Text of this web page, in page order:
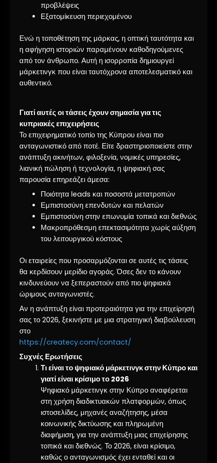
προβλέψεις
Εξατομίκευση περιεχομένου
Ενώ η τοποθέτηση της μάρκας, η οπτική ταυτότητα και
η αφήγηση ιστοριών παραμένουν καθοδηγούμενες
από τον άνθρωπο. Αυτή η ισορροπία δημιουργεί
μάρκετινγκ που είναι ταυτόχρονα αποτελεσματικό και
αυθεντικό.
Γιατί αυτές οι τάσεις έχουν σημασία για τις
κυπριακές επιχειρήσεις
Το επιχειρηματικό τοπίο της Κύπρου είναι πιο
ανταγωνιστικό από ποτέ. Είτε δραστηριοποιείστε στην
ανάπτυξη ακινήτων, φιλοξενία, νομικές υπηρεσίες,
λιανική πώληση ή τεχνολογία, η ψηφιακή σας
παρουσία επηρεάζει άμεσα:
Ποιότητα leads και ποσοστά μετατροπών
Εμπιστοσύνη επενδυτών και πελατών
Εμπιστοσύνη στην επωνυμία τοπικά και διεθνώς
Μακροπρόθεσμη επεκτασιμότητα χωρίς αύξηση
του λειτουργικού κόστους
Οι εταιρείες που προσαρμόζονται σε αυτές τις τάσεις
θα κερδίσουν μερίδιο αγοράς. Όσες δεν το κάνουν
κινδυνεύουν να ξεπεραστούν από πιο ψηφιακά
ώριμους ανταγωνιστές.
Αν η ανάπτυξη είναι προτεραιότητα για την επιχείρησή
σας το 2026, ξεκινήστε με μια στρατηγική διαβούλευση
στο
https://createcy.com/contact/
Συχνές Ερωτήσεις
Τι είναι το ψηφιακό μάρκετινγκ στην Κύπρο και
γιατί είναι κρίσιμο το 2026
Ψηφιακό μάρκετινγκ στην Κύπρο αναφέρεται
στη χρήση διαδικτυακών πλατφορμών, όπως
ιστοσελίδες, μηχανές αναζήτησης, μέσα
κοινωνικής δικτύωσης και πληρωμένη
διαφήμιση, για την ανάπτυξη μιας επιχείρησης
τοπικά και διεθνώς. Το 2026, είναι κρίσιμο,
καθώς ο ανταγωνισμός έχει ενταθεί και οι